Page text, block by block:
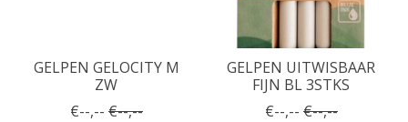
GELPEN GELOCITY M
ZW
€--,-- €--,--
GELPEN UITWISBAAR
FIJN BL 3STKS
€--,-- €--,--